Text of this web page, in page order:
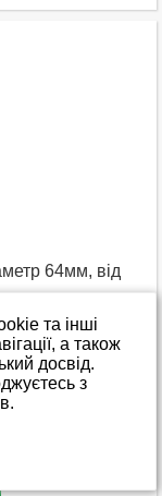
64мм, від
та інші
а також
досвід.
з